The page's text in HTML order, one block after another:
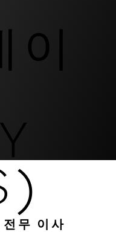
이
무 이사